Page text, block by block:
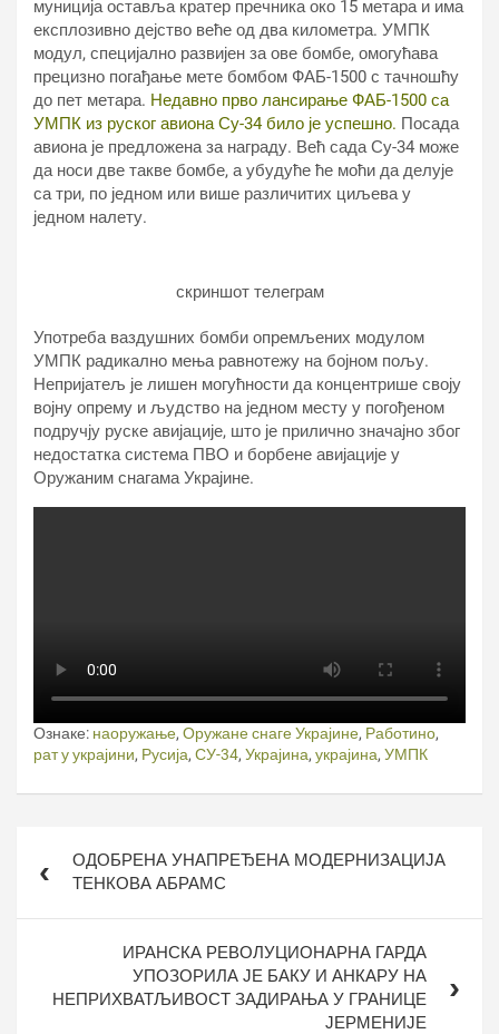
муниција оставља кратер пречника око 15 метара и има
експлозивно дејство веће од два километра. УМПК
модул, специјално развијен за ове бомбе, омогућава
прецизно погађање мете бомбом ФАБ-1500 с тачношћу
до пет метара. Недавно прво лансирање ФАБ-1500 са
УМПК из руског авиона Су-34 било је успешно. Посада
авиона је предложена за награду. Већ сада Су-34 може
да носи две такве бомбе, а убудуће ће моћи да делује
са три, по једном или више различитих циљева у
једном налету.
скриншот телеграм
Употреба ваздушних бомби опремљених модулом
УМПК радикално мења равнотежу на бојном пољу.
Непријатељ је лишен могућности да концентрише своју
војну опрему и људство на једном месту у погођеном
подручју руске авијације, што је прилично значајно због
недостатка система ПВО и борбене авијације у
Оружаним снагама Украјине.
Ознаке: наоружање, Оружане снаге Украјине, Работино,
рат у украјини, Русија, СУ-34, Украјина, украјина, УМПК
чланкаОДОБРЕНА УНАПРЕЂЕНА МОДЕРНИЗАЦИЈА
ТЕНКОВА АБРАМС
ИРАНСКА РЕВОЛУЦИОНАРНА ГАРДА
УПОЗОРИЛА ЈЕ БАКУ И АНКАРУ НА
НЕПРИХВАТЉИВОСТ ЗАДИРАЊА У ГРАНИЦЕ
ЈЕРМЕНИЈЕ